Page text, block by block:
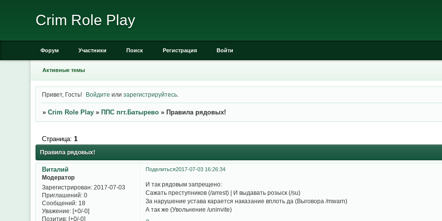
Crim Role Play
Форум Участники Поиск Регистрация Войти
Активные темы
Привет, Гость! Войдите илизарегистрируйтесь
» Crim Role Play » ППС пгт.Батырево » Правила рядовых!
Правила рядовых!
Страница: 1
Поделиться2017-07-03 16:26:34
Виталий
Модератор
Зарегистрирован: 2017-07-03
Приглашений:0
Сообщений:18
Уважение: [+0/-0]
Позитив: [+0/-0]
И так рядовым запрещено:
Сажать преступников (/arrest) | И выдавать розыск (/su)
За нарушение устава карается наказание вплоть да (Выговора /mwarn)
А так же (Увольнение /uninvite)